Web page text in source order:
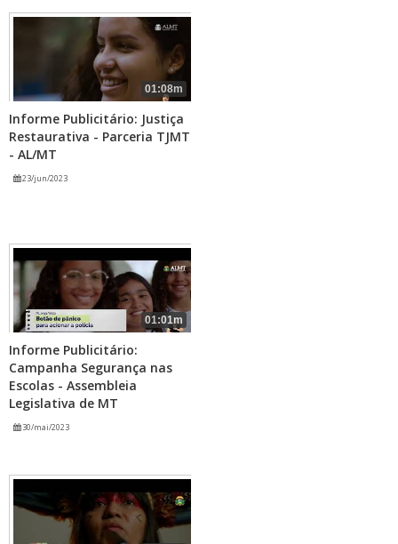
01:08m
Informe Publicitário: Justiça
Restaurativa - Parceria TJMT
- AL/MT
23/jun/2023
01:01m
Informe Publicitário:
Campanha Segurança nas
Escolas - Assembleia
Legislativa de MT
30/mai/2023